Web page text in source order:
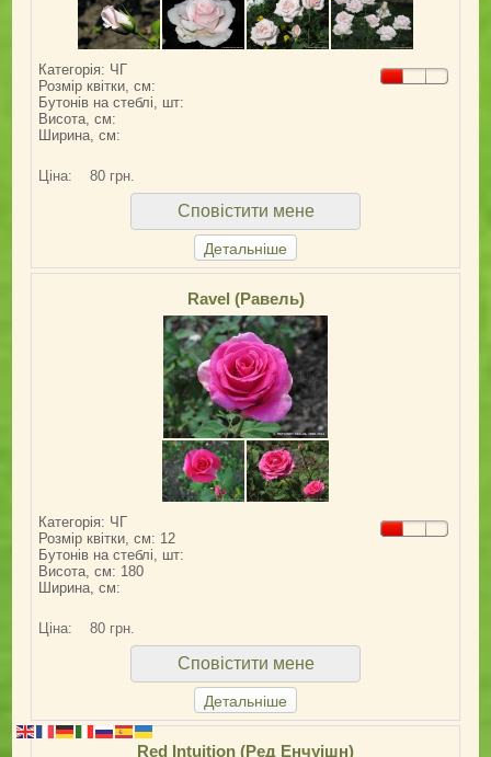
Категорія: ЧГ
Розмір квітки, см:
Бутонів на стеблі, шт:
Висота, см:
Ширина, см:
Ціна: 80 грн.
Сповістити мене
Детальніше
Ravel (Равель)
Категорія: ЧГ
Розмір квітки, см: 12
Бутонів на стеблі, шт:
Висота, см: 180
Ширина, см:
Ціна: 80 грн.
Сповістити мене
Детальніше
Red Intuition (Ред Енчуішн)